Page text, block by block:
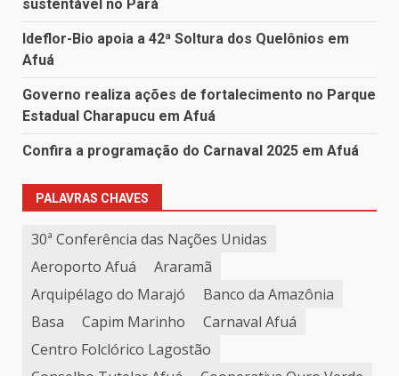
sustentável no Pará
Ideflor-Bio apoia a 42ª Soltura dos Quelônios em
Afuá
Governo realiza ações de fortalecimento no Parque
Estadual Charapucu em Afuá
Confira a programação do Carnaval 2025 em Afuá
PALAVRAS CHAVES
30ª Conferência das Nações Unidas
Aeroporto Afuá
Araramã
Arquipélago do Marajó
Banco da Amazônia
Basa
Capim Marinho
Carnaval Afuá
Centro Folclórico Lagostão